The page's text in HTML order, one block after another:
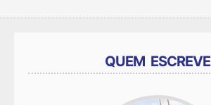
QUEM ESCREVE